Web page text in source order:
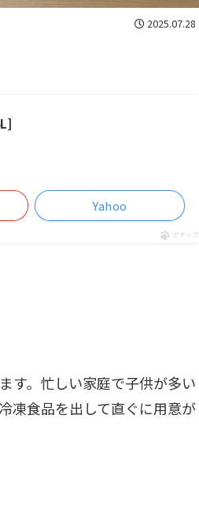
2025.07.28
Yahoo
ポチップ
す。忙しい家庭で子供が多い
凍食品を出して直ぐに用意が